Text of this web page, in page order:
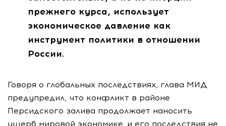
прежнего курса, использует
экономическое давление как
инструмент политики в отношении
России.
Говоря о глобальных последствиях, глава МИД
предупредил, что конфликт в районе
Персидского залива продолжает наносить
ущерб мировой экономике, и его последствия не